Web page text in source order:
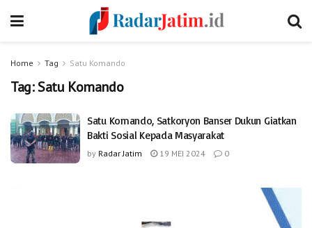
Home Tag Satu Komando
Tag:Satu Komando
Satu Komando, Satkoryon Banser Dukun Giatkan
Bakti Sosial Kepada Masyarakat
by Radar Jatim 19 MEI 2024 0